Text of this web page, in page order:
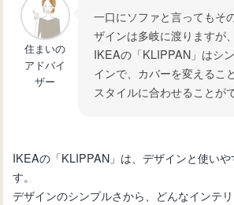
住まいの
アドバイ
ザー
一口にソファと言ってもそ
ザインは多岐に渡りますが
IKEAの「KLIPPAN」はシ
インで、カバーを変えるこ
スタイルに合わせることが
IKEAの「KLIPPAN」は、デザインと使い
す。
デザインのシンプルさから、どんなインテ